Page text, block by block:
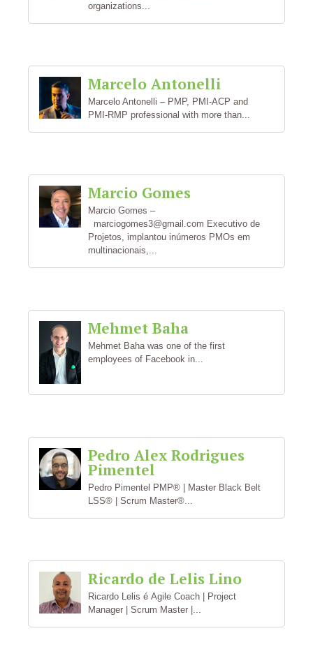
organizations...
Marcelo Antonelli
Marcelo Antonelli – PMP, PMI-ACP and
PMI-RMP professional with more than...
Marcio Gomes
Marcio Gomes –
marciogomes3@gmail.com Executivo de
Projetos, implantou inúmeros PMOs em
multinacionais,...
Mehmet Baha
Mehmet Baha was one of the first
employees of Facebook in...
Pedro Alex Rodrigues
Pimentel
Pedro Pimentel PMP® | Master Black Belt
LSS® | Scrum Master®...
Ricardo de Lelis Lino
Ricardo Lelis é Agile Coach | Project
Manager | Scrum Master |...